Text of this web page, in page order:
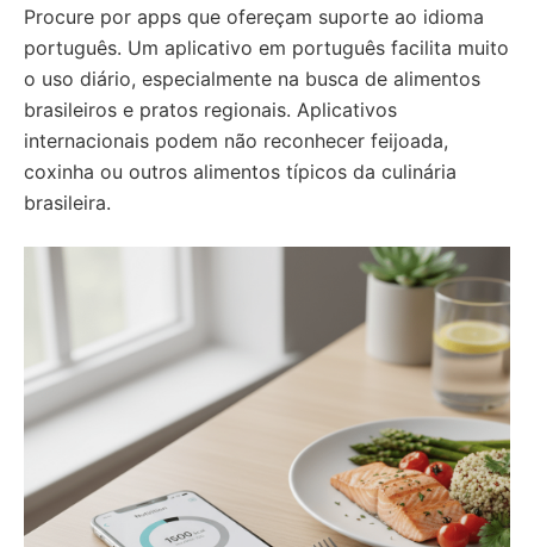
Procure por apps que ofereçam suporte ao idioma
português. Um aplicativo em português facilita muito
o uso diário, especialmente na busca de alimentos
brasileiros e pratos regionais. Aplicativos
internacionais podem não reconhecer feijoada,
coxinha ou outros alimentos típicos da culinária
brasileira.